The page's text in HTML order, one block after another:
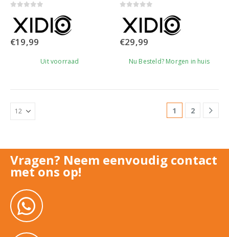
€19,99
Uit voorraad
€29,99
Nu Besteld? Morgen in huis
1 2
Vragen? Neem eenvoudig contact
met ons op!